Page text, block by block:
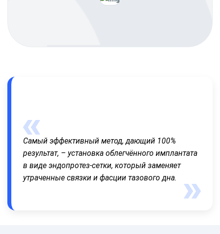
Самый эффективный метод, дающий 100%
результат, – установка облегчённого имплантата
в виде эндопротез-сетки, который заменяет
утраченные связки и фасции тазового дна.